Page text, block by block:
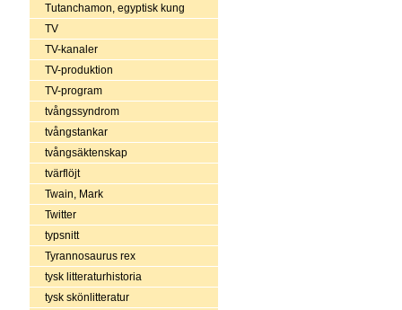
Tutanchamon, egyptisk kung
TV
TV-kanaler
TV-produktion
TV-program
tvångssyndrom
tvångstankar
tvångsäktenskap
tvärflöjt
Twain, Mark
Twitter
typsnitt
Tyrannosaurus rex
tysk litteraturhistoria
tysk skönlitteratur